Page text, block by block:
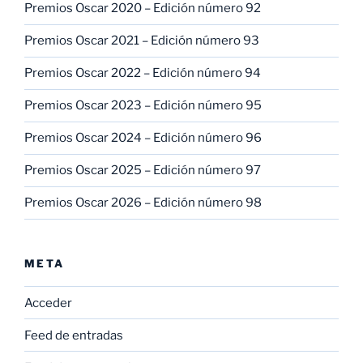
Premios Oscar 2020 – Edición número 92
Premios Oscar 2021 – Edición número 93
Premios Oscar 2022 – Edición número 94
Premios Oscar 2023 – Edición número 95
Premios Oscar 2024 – Edición número 96
Premios Oscar 2025 – Edición número 97
Premios Oscar 2026 – Edición número 98
META
Acceder
Feed de entradas